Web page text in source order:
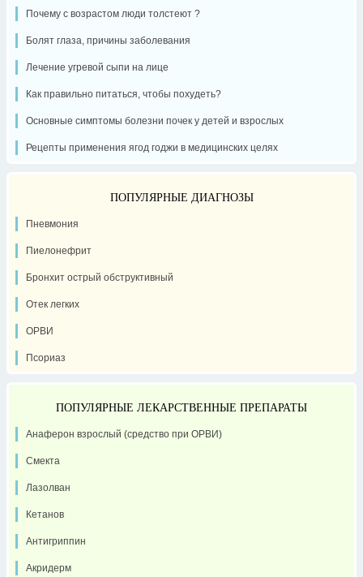
Почему с возрастом люди толстеют ?
Болят глаза, причины заболевания
Лечение угревой сыпи на лице
Как правильно питаться, чтобы похудеть?
Основные симптомы болезни почек у детей и взрослых
Рецепты применения ягод годжи в медицинских целях
ПОПУЛЯРНЫЕ ДИАГНОЗЫ
Пневмония
Пиелонефрит
Бронхит острый обструктивный
Отек легких
ОРВИ
Псориаз
ПОПУЛЯРНЫЕ ЛЕКАРСТВЕННЫЕ ПРЕПАРАТЫ
Анаферон взрослый (средство при ОРВИ)
Смекта
Лазолван
Кетанов
Антигриппин
Акридерм